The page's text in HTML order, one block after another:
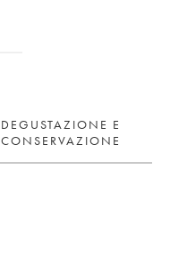
DEGUSTAZIONE E
CONSERVAZIONE